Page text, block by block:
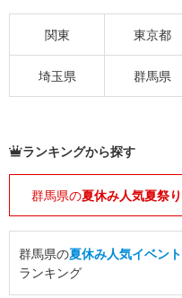
関東 東京都
埼玉県 群馬県
ランキングから探す
群馬県の夏休み人気夏祭り
群馬県の夏休み人気イベント
ランキング